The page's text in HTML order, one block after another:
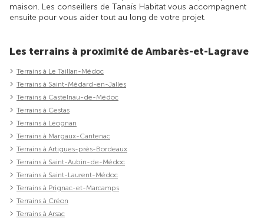
maison. Les conseillers de Tanaïs Habitat vous accompagnent
ensuite pour vous aider tout au long de votre projet.
Les terrains à proximité de Ambarès-et-Lagrave
Terrains à Le Taillan-Médoc
Terrains à Saint-Médard-en-Jalles
Terrains à Castelnau-de-Médoc
Terrains à Cestas
Terrains à Léognan
Terrains à Margaux-Cantenac
Terrains à Artigues-près-Bordeaux
Terrains à Saint-Aubin-de-Médoc
Terrains à Saint-Laurent-Médoc
Terrains à Prignac-et-Marcamps
Terrains à Créon
Terrains à Arsac